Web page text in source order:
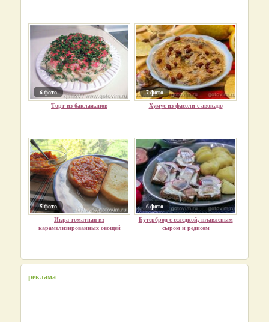
6 фото
Торт из баклажанов
7 фото
Хумус из фасоли с авокадо
5 фото
Икра томатная из
карамелизированных овощей
6 фото
Бутерброд с селедкой, плавленым
сыром и редисом
реклама